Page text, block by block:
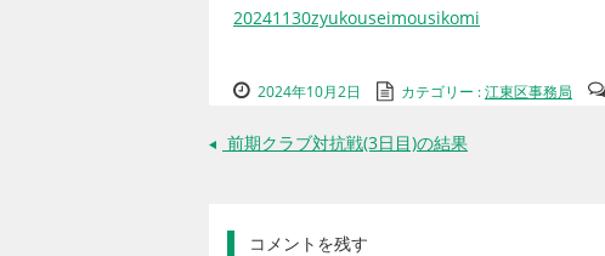
20241130zyukouseimousikomi
2024年10月2日 カテゴリー :江東区事務局
前期クラブ対抗戦(3日目)の結果
コメントを残す